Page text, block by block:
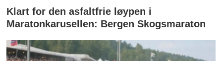
Klart for den asfaltfrie løypen i
Maratonkarusellen: Bergen Skogsmaraton